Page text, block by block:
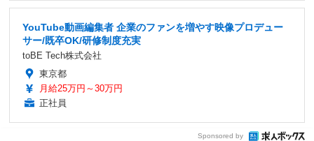
YouTube動画編集者 企業のファンを増やす映像プロデュー
サー/既卒OK/研修制度充実
toBE Tech株式会社
東京都
月給25万円～30万円
正社員
Sponsored by